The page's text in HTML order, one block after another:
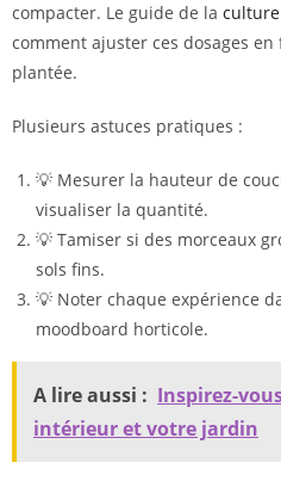
compacter. Le guide de la
comment ajuster ces dosages
plantée.
Plusieurs astuces pratiques :
💡 Mesurer la hauteur de
visualiser la quantité.
💡 Tamiser si des morceaux
sols fins.
💡 Noter chaque expérience
moodboard horticole.
A lire aussi : Inspirez-
intérieur et votre jardin